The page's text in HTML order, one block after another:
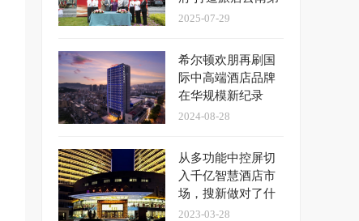
一站标杆项目
2025-07-29
​希尔顿欢朋再刷国
际中高端酒店品牌
在华规模新纪录
2024-08-28
从多功能中控屏切
入千亿智慧酒店市
场，搜新做对了什
么？
2023-03-28